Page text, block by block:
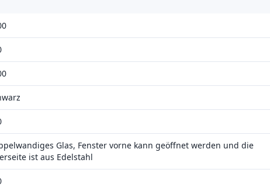
Glas, Fenster vorne kann geöffnet werden und die
ist aus Edelstahl